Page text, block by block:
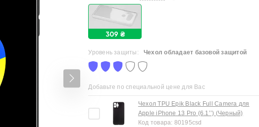
309 ₴
Уровень защиты: Чехол обладает базовой защитой
Добавьте по специальной цене для Вас
Чехол TPU Epik Black Full Camera для
Apple iPhone 13 Pro (6.1’’) (Черный)
Код товара: 80195csd